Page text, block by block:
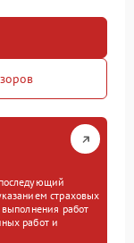
страховых
выполнения работ
работ и